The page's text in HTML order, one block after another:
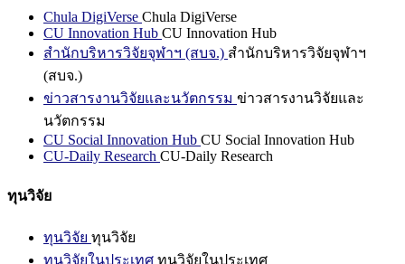
Chula DigiVerse Chula DigiVerse
CU Innovation Hub CU Innovation Hub
สำนักบริหารวิจัยจุฬาฯ (สบจ.) สำนักบริหารวิจัยจุฬาฯ
(สบจ.)
ข่าวสารงานวิจัยและนวัตกรรม ข่าวสารงานวิจัยและ
นวัตกรรม
CU Social Innovation Hub CU Social Innovation Hub
CU-Daily Research CU-Daily Research
ทุนวิจัย
ทุนวิจัย ทุนวิจัย
ทุนวิจัยในประเทศ ทุนวิจัยในประเทศ